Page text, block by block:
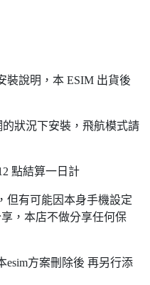
裝說明，本 ESIM 出貨後
狀況下安裝，飛航模式請
點結算一日計
但有可能因本身手機設定
，本店不做分享任何保
esim方案刪除後 再另行添